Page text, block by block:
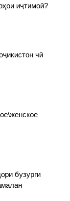
иҷтимоӣ?
чӣ
бузурги